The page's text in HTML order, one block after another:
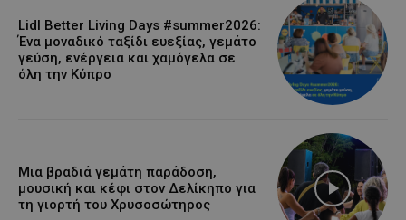
Lidl Better Living Days #summer2026:
Ένα μοναδικό ταξίδι ευεξίας, γεμάτο
γεύση, ενέργεια και χαμόγελα σε
όλη την Κύπρο
Μια βραδιά γεμάτη παράδοση,
μουσική και κέφι στον Δελίκηπο για
τη γιορτή του Χρυσοσώτηρος